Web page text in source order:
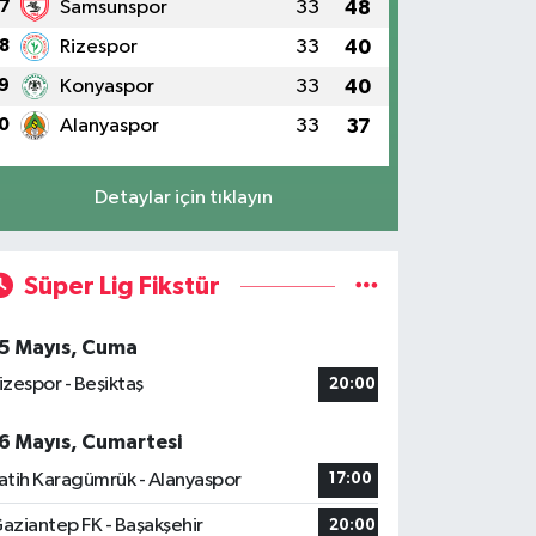
7 Samsunspor 33 48
8 Rizespor 33 40
9 Konyaspor 33 40
Alanyaspor 33 37
Detaylar için tıklayın
Süper Lig Fikstür
Mayıs, Cuma
- Beşiktaş
20:00
Mayıs, Cumartesi
Karagümrük - Alanyaspor
17:00
FK - Başakşehir 20:00